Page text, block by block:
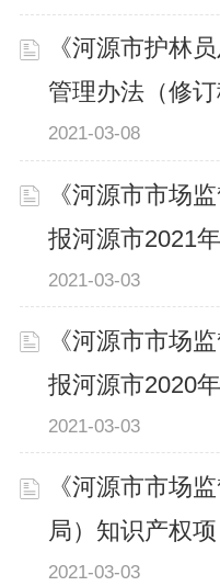
《河源市护林
管理办法（修
2021-03-08
《河源市市场
报河源市2021
2021-03-03
《河源市市场
报河源市2020
2021-03-03
《河源市市场
局）知识产权
2021-03-03